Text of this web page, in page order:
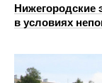
Нижегородские
в условиях